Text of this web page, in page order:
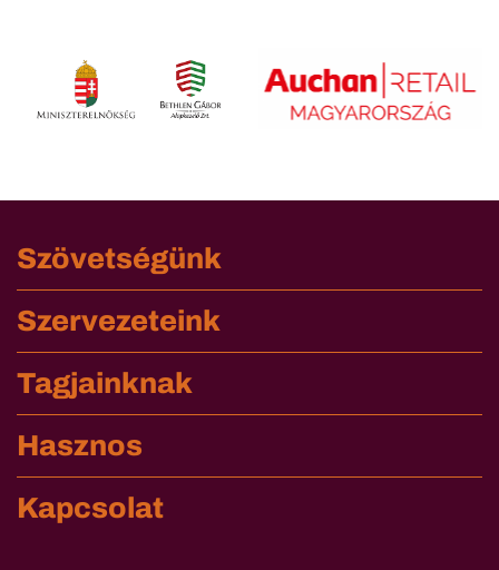
Szövetségünk
Szervezeteink
Tagjainknak
Hasznos
Kapcsolat